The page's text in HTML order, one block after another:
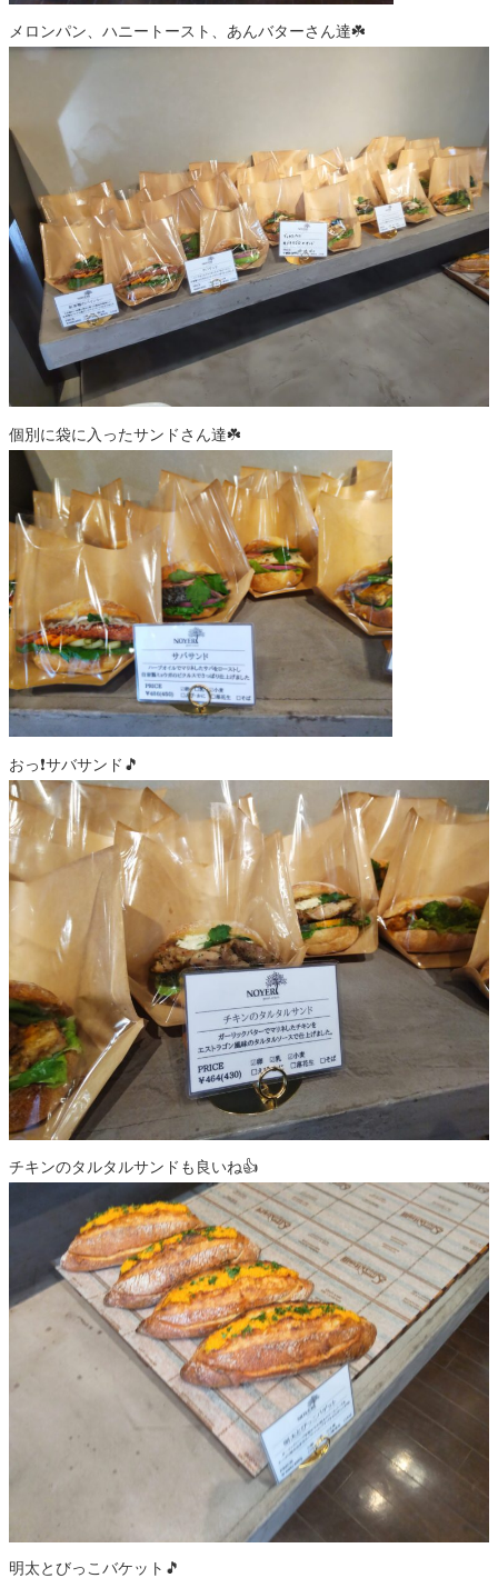
メロンパン、ハニートースト、あんバターさん達☘️
個別に袋に入ったサンドさん達☘️
おっ❗️サバサンド🎵
チキンのタルタルサンドも良いね👍
明太とびっこバケット🎵